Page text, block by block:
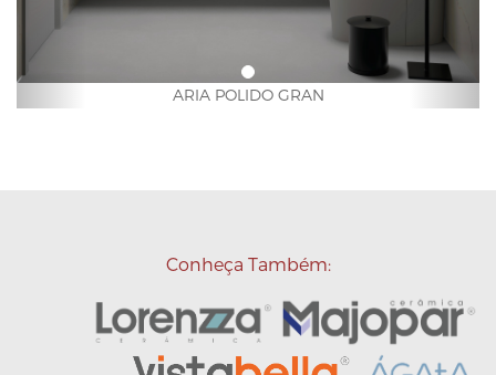
ARIA POLIDO GRAN
Conheça Também: